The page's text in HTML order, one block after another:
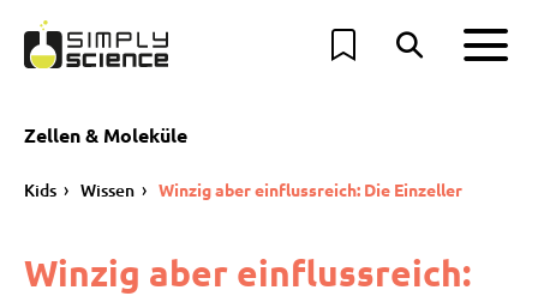
Zellen & Moleküle
Kids Wissen Winzig aber einflussreich: Die Einzeller
Winzig aber einflussreich: